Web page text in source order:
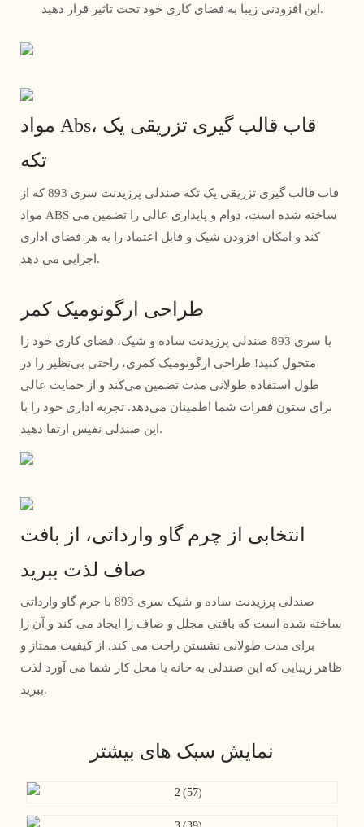
این افزودنی زیبا به فضای کاری خود تحت تاثیر قرار دهید.
مواد Abs، قاب قالب گیری تزریقی یک
تکه
قاب قالب گیری تزریقی یک تکه صندلی پرزیدنت سری 893 که از
مواد ABS ساخته شده است، دوام و پایداری عالی را تضمین می
کند و امکان افزودن شیک و قابل اعتماد را به هر فضای اداری
اجرایی می دهد.
طراحی ارگونومیک کمر
با سری 893 صندلی پرزیدنت ساده و شیک، فضای کاری خود را
متحول کنید! طراحی ارگونومیک کمری، راحتی بی‌نظیر را در
طول استفاده طولانی مدت تضمین می‌کند و از حمایت عالی
برای ستون فقرات شما اطمینان می‌دهد. تجربه اداری خود را با
این صندلی نفیس ارتقا دهید.
انتخابی از چرم گاو وارداتی، از بافت
صاف لذت ببرید
صندلی پرزیدنت ساده و شیک سری 893 با چرم گاو وارداتی
ساخته شده است که بافتی مجلل و صاف را ایجاد می کند و آن را
برای مدت طولانی نشستن راحت می کند. از کیفیت ممتاز و
ظاهر زیبایی که این صندلی به خانه یا محل کار شما می آورد لذت
ببرید.
نمایش سبک های بیشتر